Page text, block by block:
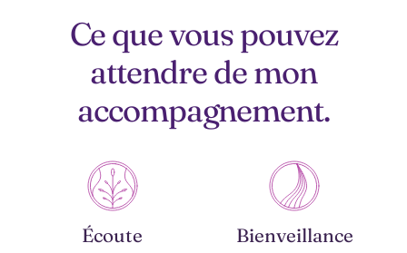
Ce que vous pouvez
attendre de mon
accompagnement.
Écoute Bienveillance